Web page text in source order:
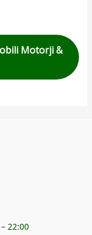
Motorji &
22:00